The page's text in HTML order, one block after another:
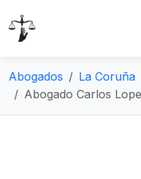
Abogados La Coruña
Abogado Carlos